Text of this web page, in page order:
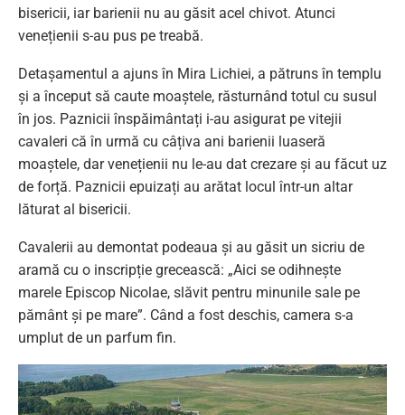
bisericii, iar barienii nu au găsit acel chivot. Atunci
venețienii s-au pus pe treabă.
Detașamentul a ajuns în Mira Lichiei, a pătruns în templu
și a început să caute moaștele, răsturnând totul cu susul
în jos. Paznicii înspăimântați i-au asigurat pe vitejii
cavaleri că în urmă cu câțiva ani barienii luaseră
moaștele, dar venețienii nu le-au dat crezare și au făcut uz
de forță. Paznicii epuizați au arătat locul într-un altar
lăturat al bisericii.
Cavalerii au demontat podeaua și au găsit un sicriu de
aramă cu o inscripție grecească: „Aici se odihnește
marele Episcop Nicolae, slăvit pentru minunile sale pe
pământ și pe mare”. Când a fost deschis, camera s-a
umplut de un parfum fin.